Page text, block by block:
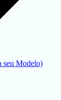
seu Modelo)